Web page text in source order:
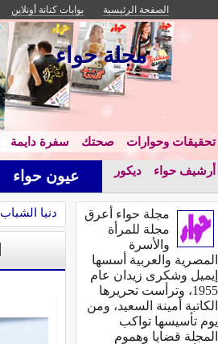
الصفحة الرئيسية بوابات كنانة أونلاين
مجلة حواء
تحقيقات وحوارات صحتك سفرة دايمة
أرشيف حواء ديكور عيون حواء
دنيا الشباب
مجلة حواء أعرق
مجلة للمرأة
والأسرة
المصرية والعربية أسسها
إيميل وشكرى زيدان عام
1955، وترأست تحريرها
الكاتبة أمينة السعيد، ومن
يوم تأسيسها تواكب
المجلة قضايا وهموم